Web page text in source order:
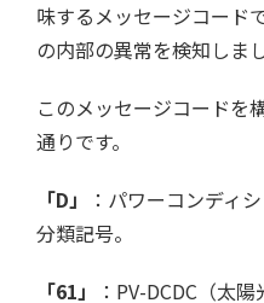
味するメッセージコード
の内部の異常を検知しま
このメッセージコードを
通りです。
「D」
：パワーコンディ
分類記号。
「61」
：PV-DCDC（太